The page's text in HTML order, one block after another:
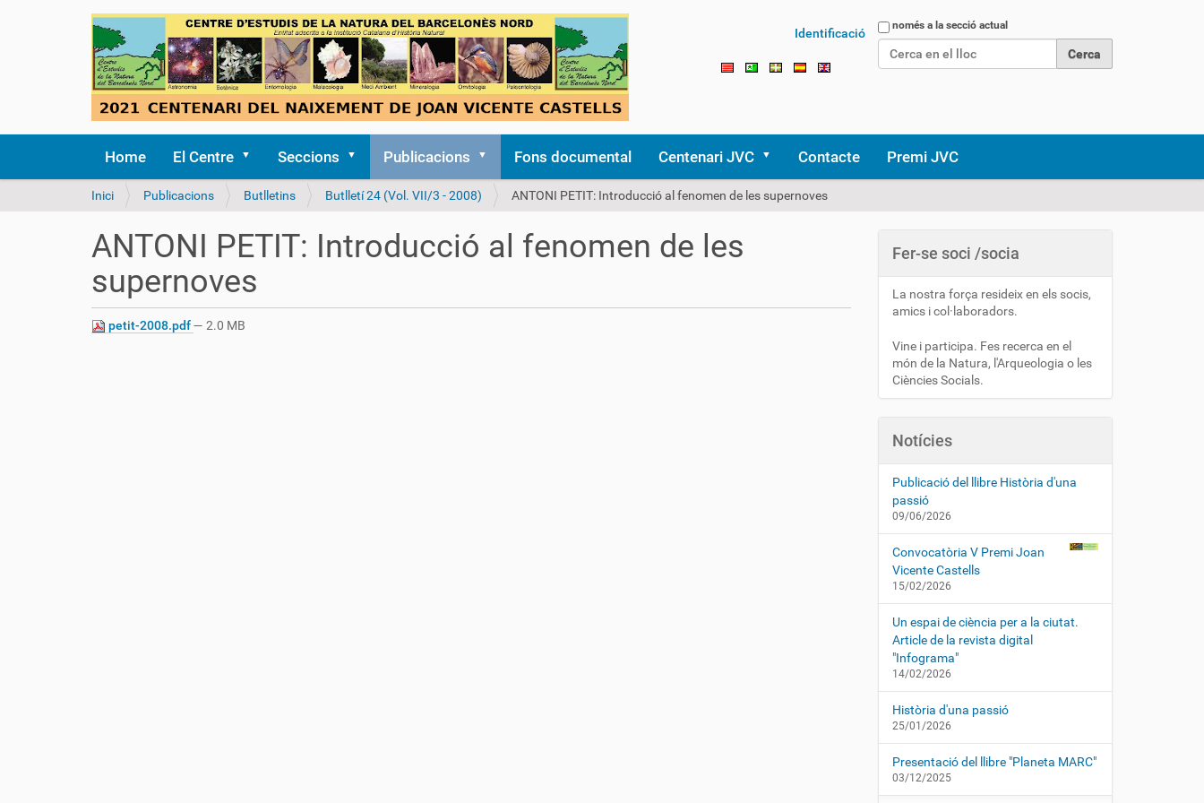
Cercanomés a la secció actual
Identificació
Home El Centre Seccions Publicacions Fons documental Centenari JVC Contacte Premi JVC
S
a
Inici Publicacions Butlletins Butlletí 24 (Vol. VII/3 - 2008) ANTONI PETIT: Introducció al fenomen de les supernoves
ANTONI PETIT: Introducció al fenomen de les
supernoves
petit-2008.pdf— 2.0 MB
Fer-se soci /socia
La nostra força resideix en els socis,
amics i col·laboradors.
Vine i participa. Fes recerca en el
món de la Natura, l'Arqueologia o les
Ciències Socials.
Notícies
Publicació del llibre Història d'una
passió
09/06/2026
Convocatòria V Premi Joan
Vicente Castells
15/02/2026
Un espai de ciència per a la ciutat.
Article de la revista digital
"Infograma"
14/02/2026
Història d'una passió
25/01/2026
Presentació del llibre "Planeta MARC"
03/12/2025